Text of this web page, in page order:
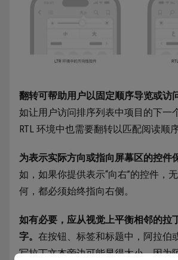
翻转可帮助用户以固定顺序导览或访
如让用户访问排序列表中项目的下一
RTL 环境中也需要翻转以匹配阅读顺序
为表示实际方向或指向屏幕区的控件
如，如果你提供表示“向右”的控件，
何，都必须始终指向右侧。
如有必要，应从视觉上平衡相邻的拉
字。 在按钮、标签和标题中，阿拉伯
写拉丁文本旁边可能显得太小，因为